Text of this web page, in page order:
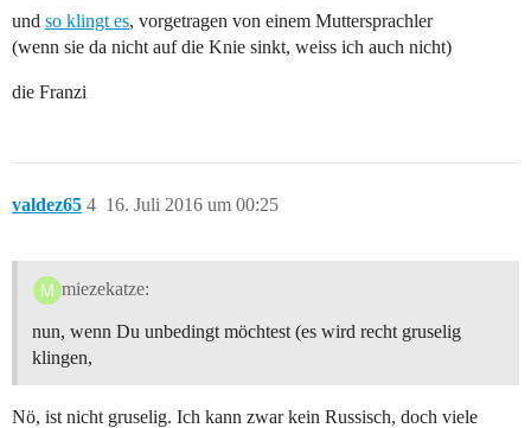
und so klingt es, vorgetragen von einem Muttersprachler
(wenn sie da nicht auf die Knie sinkt, weiss ich auch nicht)
die Franzi
valdez65 16. Juli 2016 um 00:25
4
miezekatze:
nun, wenn Du unbedingt möchtest (es wird recht gruselig
klingen,
Nö, ist nicht gruselig. Ich kann zwar kein Russisch, doch viele